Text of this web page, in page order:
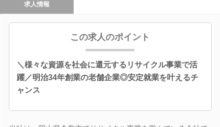
求人情報
この求人のポイント
＼様々な資源を社会に還元するリサイクル事業で活
躍／明治34年創業の老舗企業◎安定就業を叶えるチ
ャンス